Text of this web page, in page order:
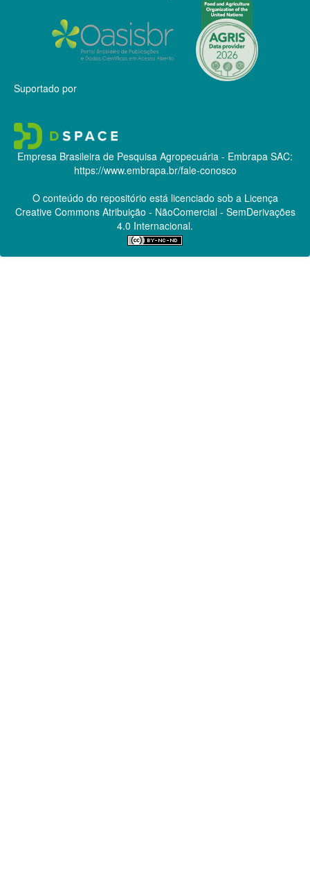
Suportado por
Empresa Brasileira de Pesquisa Agropecuária - Embrapa SAC:
https://www.embrapa.br/fale-conosco
O conteúdo do repositório está licenciado sob a Licença
Creative CommonsAtribuição - NãoComercial - SemDerivações
4.0 Internacional.